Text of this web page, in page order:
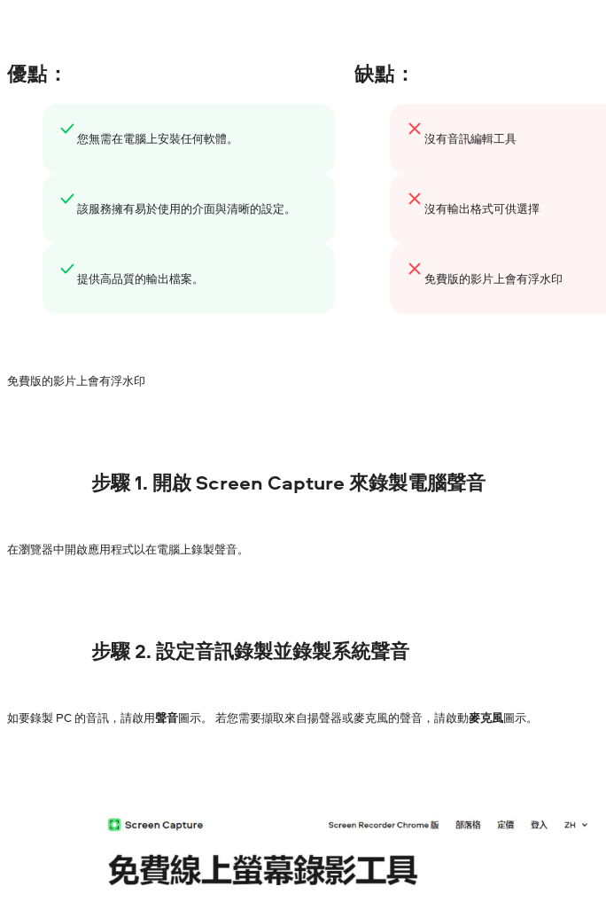
優點：
您無需在電腦上安裝任何軟體。
該服務擁有易於使用的介面與清晰的設定。
提供高品質的輸出檔案。
缺點：
沒有音訊編輯工具
沒有輸出格式可供選擇
免費版的影片上會有浮水印
免費版的影片上會有浮水印
步驟 1. 開啟 Screen Capture 來錄製電腦聲音
在瀏覽器中開啟應用程式以在電腦上錄製聲音。
步驟 2. 設定音訊錄製並錄製系統聲音
如要錄製 PC 的音訊，請啟用聲音圖示。 若您需要擷取來自揚聲器或麥克風的聲音，請啟動麥克風圖示。